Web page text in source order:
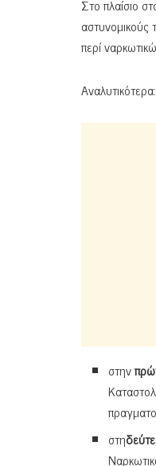
Στο πλαίσιο
περί
Αναλυτικότερα:
στην
στη